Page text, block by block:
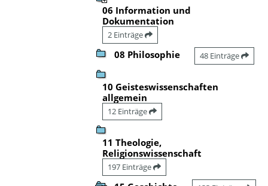
06 Information und
Dokumentation
2 Einträge
08 Philosophie 48 Einträge
10 Geisteswissenschaften
allgemein
12 Einträge
11 Theologie,
Religionswissenschaft
197 Einträge